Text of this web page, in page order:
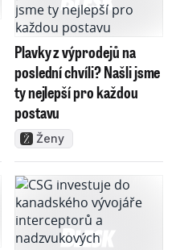
Plavky z výprodejů na
poslední chvíli? Našli jsme
ty nejlepší pro každou
postavu
Ženy